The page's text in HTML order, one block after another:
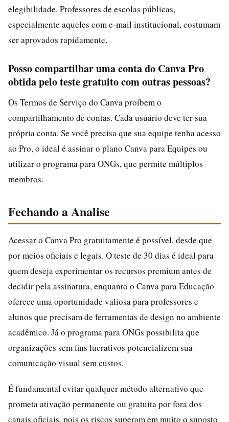
elegibilidade. Professores de escolas públicas,
especialmente aqueles com e-mail institucional, costumam
ser aprovados rapidamente.
Posso compartilhar uma conta do Canva Pro
obtida pelo teste gratuito com outras pessoas?
Os Termos de Serviço do Canva proíbem o
compartilhamento de contas. Cada usuário deve ter sua
própria conta. Se você precisa que sua equipe tenha acesso
ao Pro, o ideal é assinar o plano Canva para Equipes ou
utilizar o programa para ONGs, que permite múltiplos
membros.
Fechando a Analise
Acessar o Canva Pro gratuitamente é possível, desde que
por meios oficiais e legais. O teste de 30 dias é ideal para
quem deseja experimentar os recursos premium antes de
decidir pela assinatura, enquanto o Canva para Educação
oferece uma oportunidade valiosa para professores e
alunos que precisam de ferramentas de design no ambiente
acadêmico. Já o programa para ONGs possibilita que
organizações sem fins lucrativos potencializem sua
comunicação visual sem custos.
É fundamental evitar qualquer método alternativo que
prometa ativação permanente ou gratuita por fora dos
canais oficiais, pois os riscos superam em muito o suposto